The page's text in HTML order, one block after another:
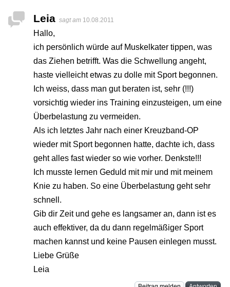
Leia sagt am 10.08.2011
Hallo,
ich persönlich würde auf Muskelkater tippen, was
das Ziehen betrifft. Was die Schwellung angeht,
haste vielleicht etwas zu dolle mit Sport begonnen.
Ich weiss, dass man gut beraten ist, sehr (!!!)
vorsichtig wieder ins Training einzusteigen, um eine
Überbelastung zu vermeiden.
Als ich letztes Jahr nach einer Kreuzband-OP
wieder mit Sport begonnen hatte, dachte ich, dass
geht alles fast wieder so wie vorher. Denkste!!!
Ich musste lernen Geduld mit mir und mit meinem
Knie zu haben. So eine Überbelastung geht sehr
schnell.
Gib dir Zeit und gehe es langsamer an, dann ist es
auch effektiver, da du dann regelmäßiger Sport
machen kannst und keine Pausen einlegen musst.
Liebe Grüße
Leia